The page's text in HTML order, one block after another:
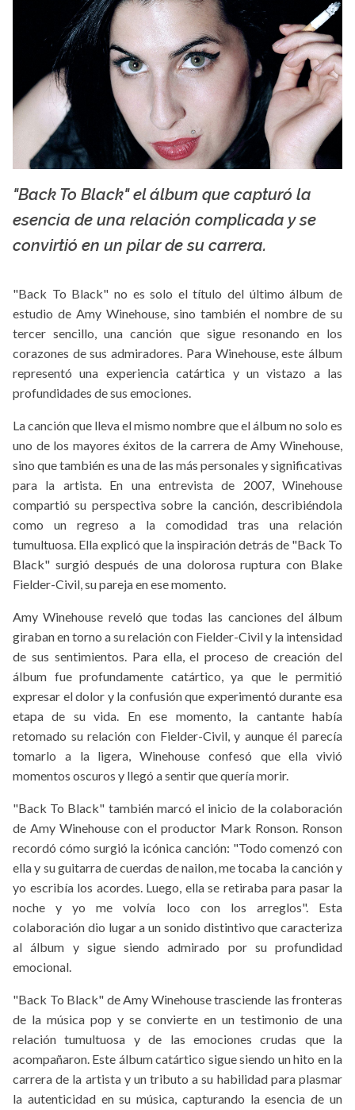
"Back To Black" el álbum que capturó la
esencia de una relación complicada y se
convirtió en un pilar de su carrera.
"Back To Black" no es solo el título del último álbum de
estudio de Amy Winehouse, sino también el nombre de su
tercer sencillo, una canción que sigue resonando en los
corazones de sus admiradores. Para Winehouse, este álbum
representó una experiencia catártica y un vistazo a las
profundidades de sus emociones.
La canción que lleva el mismo nombre que el álbum no solo es
uno de los mayores éxitos de la carrera de Amy Winehouse,
sino que también es una de las más personales y significativas
para la artista. En una entrevista de 2007, Winehouse
compartió su perspectiva sobre la canción, describiéndola
como un regreso a la comodidad tras una relación
tumultuosa. Ella explicó que la inspiración detrás de "Back To
Black" surgió después de una dolorosa ruptura con Blake
Fielder-Civil, su pareja en ese momento.
Amy Winehouse reveló que todas las canciones del álbum
giraban en torno a su relación con Fielder-Civil y la intensidad
de sus sentimientos. Para ella, el proceso de creación del
álbum fue profundamente catártico, ya que le permitió
expresar el dolor y la confusión que experimentó durante esa
etapa de su vida. En ese momento, la cantante había
retomado su relación con Fielder-Civil, y aunque él parecía
tomarlo a la ligera, Winehouse confesó que ella vivió
momentos oscuros y llegó a sentir que quería morir.
"Back To Black" también marcó el inicio de la colaboración
de Amy Winehouse con el productor Mark Ronson. Ronson
recordó cómo surgió la icónica canción: "Todo comenzó con
ella y su guitarra de cuerdas de nailon, me tocaba la canción y
yo escribía los acordes. Luego, ella se retiraba para pasar la
noche y yo me volvía loco con los arreglos". Esta
colaboración dio lugar a un sonido distintivo que caracteriza
al álbum y sigue siendo admirado por su profundidad
emocional.
"Back To Black" de Amy Winehouse trasciende las fronteras
de la música pop y se convierte en un testimonio de una
relación tumultuosa y de las emociones crudas que la
acompañaron. Este álbum catártico sigue siendo un hito en la
carrera de la artista y un tributo a su habilidad para plasmar
la autenticidad en su música, capturando la esencia de un